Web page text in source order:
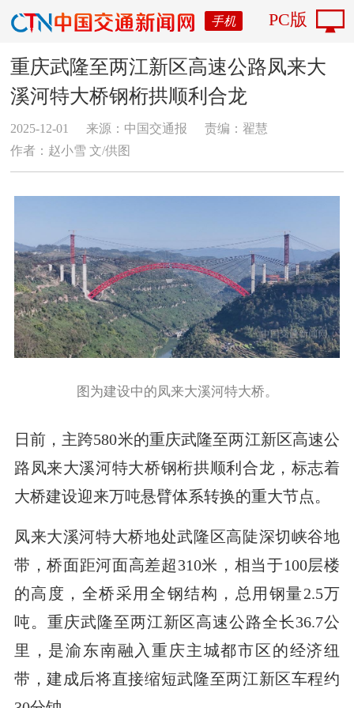
手机 PC版
重庆武隆至两江新区高速公路凤来大
溪河特大桥钢桁拱顺利合龙
2025-12-01 来源：中国交通报
责编：翟慧
作者：赵小雪 文/供图
图为建设中的凤来大溪河特大桥。
日前，主跨580米的重庆武隆至两江新区高速公
路凤来大溪河特大桥钢桁拱顺利合龙，标志着
大桥建设迎来万吨悬臂体系转换的重大节点。
凤来大溪河特大桥地处武隆区高陡深切峡谷地
带，桥面距河面高差超310米，相当于100层楼
的高度，全桥采用全钢结构，总用钢量2.5万
吨。重庆武隆至两江新区高速公路全长36.7公
里，是渝东南融入重庆主城都市区的经济纽
带，建成后将直接缩短武隆至两江新区车程约